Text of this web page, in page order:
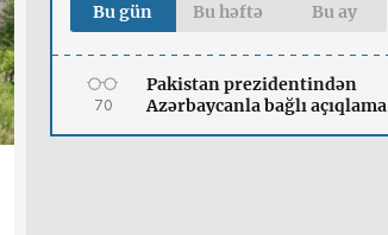
Bu gün Bu həftə Bu ay
70
Pakistan prezidentindən
Azərbaycanla bağlı açıqlama